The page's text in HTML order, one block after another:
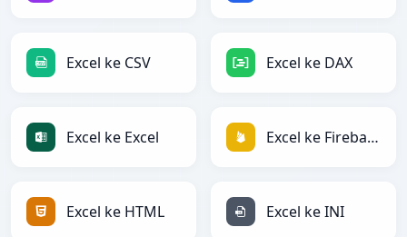
Excel ke CSV Excel ke DAX
Excel ke Excel Excel ke Firebase
Excel ke HTML Excel ke INI